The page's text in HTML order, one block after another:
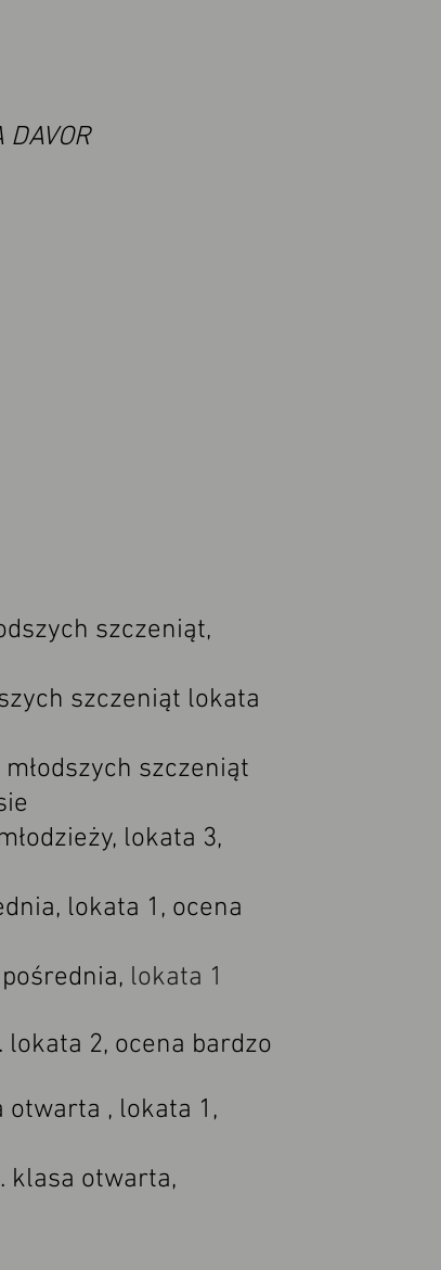
DAVOR
szczeniąt,
szczeniąt lokata
szczeniąt
lokata 3,
lokata 1, ocena
lokata 1
lokata 2, ocena bardzo
otwarta , lokata 1,
klasa otwarta,